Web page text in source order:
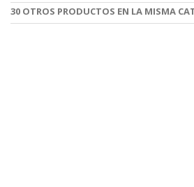
30 OTROS PRODUCTOS EN LA MISMA